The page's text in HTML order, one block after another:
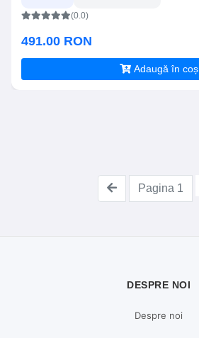
(0.0)
491.00 RON
Adaugă în coș
Pagina 1
DESPRE NOI
Despre noi